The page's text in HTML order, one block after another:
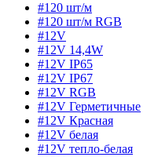
#120 шт/м
#120 шт/м RGB
#12V
#12V 14,4W
#12V IP65
#12V IP67
#12V RGB
#12V Герметичные
#12V Красная
#12V белая
#12V тепло-белая